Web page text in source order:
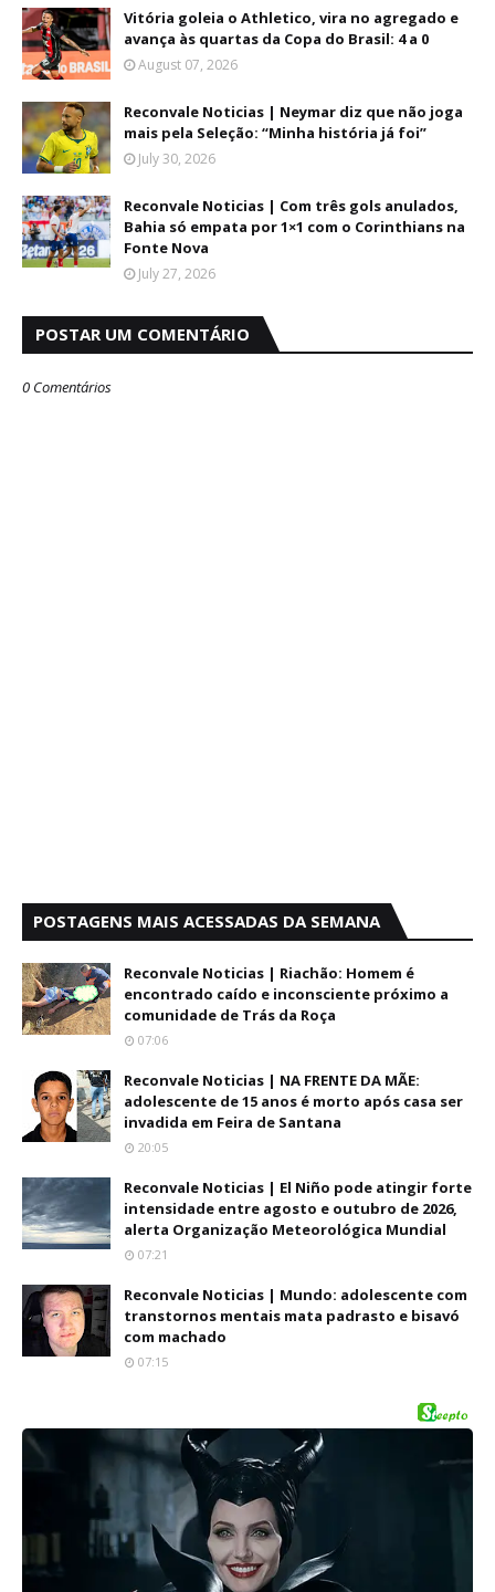
Vitória goleia o Athletico, vira no agregado e
avança às quartas da Copa do Brasil: 4 a 0
August 07, 2026
Reconvale Noticias | Neymar diz que não joga
mais pela Seleção: “Minha história já foi”
July 30, 2026
Reconvale Noticias | Com três gols anulados,
Bahia só empata por 1×1 com o Corinthians na
Fonte Nova
July 27, 2026
POSTAR UM COMENTÁRIO
0 Comentários
POSTAGENS MAIS ACESSADAS DA SEMANA
Reconvale Noticias | Riachão: Homem é
encontrado caído e inconsciente próximo a
comunidade de Trás da Roça
07:06
Reconvale Noticias | NA FRENTE DA MÃE:
adolescente de 15 anos é morto após casa ser
invadida em Feira de Santana
20:05
Reconvale Noticias | El Niño pode atingir forte
intensidade entre agosto e outubro de 2026,
alerta Organização Meteorológica Mundial
07:21
Reconvale Noticias | Mundo: adolescente com
transtornos mentais mata padrasto e bisavó
com machado
07:15